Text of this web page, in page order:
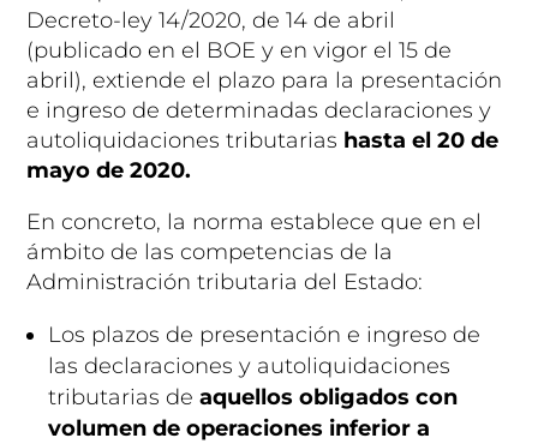
Decreto-ley 14/2020, de 14 de abril
(publicado en el BOE y en vigor el 15 de
abril), extiende el plazo para la presentación
e ingreso de determinadas declaraciones y
autoliquidaciones tributarias hasta el 20 de
mayo de 2020.
En concreto, la norma establece que en el
ámbito de las competencias de la
Administración tributaria del Estado:
Los plazos de presentación e ingreso de
las declaraciones y autoliquidaciones
tributarias deaquellos obligados con
volumen de operaciones inferior a